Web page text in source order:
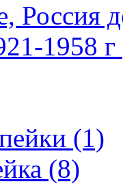
Россия
1958 г
(1)
(8)